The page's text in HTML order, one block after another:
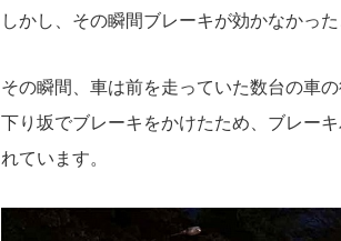
しかし、その瞬間ブレーキが効かなかった
その瞬間、車は前を走っていた数台の車の
下り坂でブレーキをかけたため、ブレー
れています。